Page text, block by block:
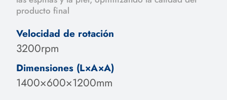
producto final
Velocidad de rotación
3200rpm
Dimensiones (L×A×A)
1400×600×1200mm